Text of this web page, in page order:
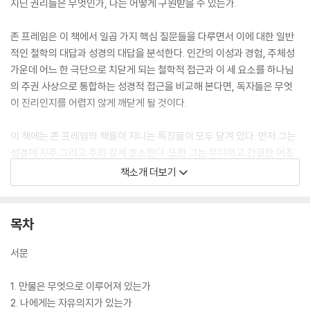
지닌 권리들은 무엇인가, 나는 어떻게 구원받을 수 있는가.
존 프레임은 이 책에서 일곱 가지 핵심 질문들을 다루면서 이에 대한 일반
적인 철학의 대답과 성경의 대답을 분석한다. 인간의 이성과 경험, 주체성
가운데 어느 한 극단으로 치닫게 되는 철학적 접근과 이 세 요소를 하나님
의 주권 사상으로 통합하는 성경적 접근을 비교해 본다면, 독자들은 무엇
이 진리인지를 어렵지 않게 깨닫게 될 것이다.
이 책에는 존 프레임의 책들이 지니는 특징들이 모두 담겨 있다. 먼저 그는
성경에 자주 그리고 주의 깊게 호소한다. 또한 그는 우아하고 간결한 어조
로 서술하고 있는데, 이는 자신이 개관하는 복잡한 철학적 주제들에 숙달
된 데에서 오는 부산물이다.
책소개 더보기
목차
서문
1. 만물은 무엇으로 이루어져 있는가
2. 나에게는 자유의지가 있는가